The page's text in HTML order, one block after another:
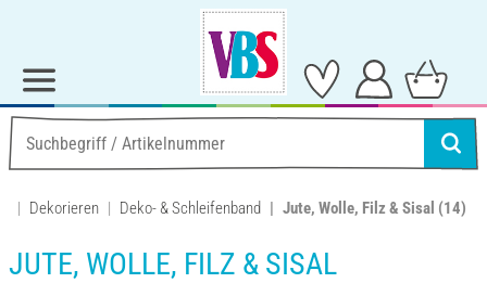
Dekorieren Deko- & Schleifenband Jute, Wolle, Filz & Sisal (14)
JUTE, WOLLE, FILZ & SISAL